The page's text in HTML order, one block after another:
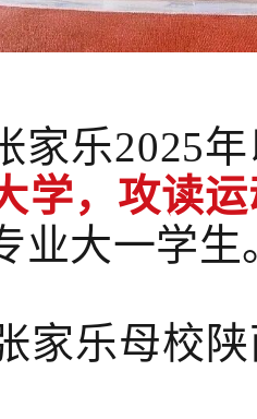
家乐2025
学，攻读
业大一学生
家乐母校